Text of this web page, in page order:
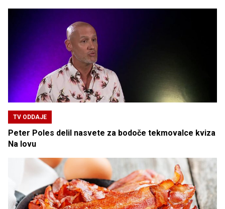
TV ODDAJE
Peter Poles delil nasvete za bodoče tekmovalce kviza
Na lovu